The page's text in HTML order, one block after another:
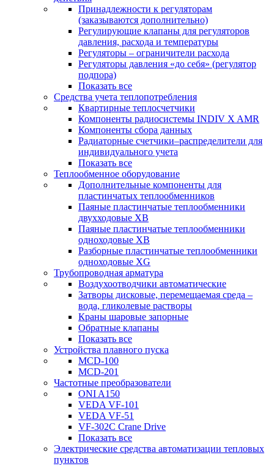
Принадлежности к регуляторам
(заказываются дополнительно)
Регулирующие клапаны для регуляторов
давления, расхода и температуры
Регуляторы – ограничители расхода
Регуляторы давления «до себя» (регулятор
подпора)
Показать все
Средства учета теплопотребления
Квартирные теплосчетчики
Компоненты радиосистемы INDIV X AMR
Компоненты сбора данных
Радиаторные счетчики–распределители для
индивидуального учета
Показать все
Теплообменное оборудование
Дополнительные компоненты для
пластинчатых теплообменников
Паяные пластинчатые теплообменники
двухходовые XB
Паяные пластинчатые теплообменники
одноходовые ХВ
Разборные пластинчатые теплообменники
одноходовые ХG
Трубопроводная арматура
Воздухоотводчики автоматические
Затворы дисковые, перемещаемая среда –
вода, гликолевые растворы
Краны шаровые запорные
Обратные клапаны
Показать все
Устройства плавного пуска
MCD-100
MCD-201
Частотные преобразователи
ONI A150
VEDA VF-101
VEDA VF-51
VF-302C Crane Drive
Показать все
Электрические средства автоматизации тепловых
пунктов